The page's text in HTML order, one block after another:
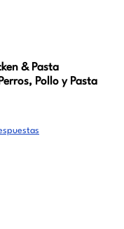
& Pasta
Pollo y Pasta